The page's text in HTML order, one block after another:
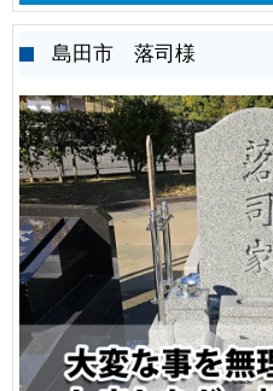
島田市 落司様